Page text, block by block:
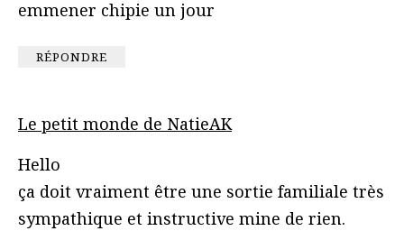
emmener chipie un jour
RÉPONDRE
Le petit monde de NatieAK
Hello
ça doit vraiment être une sortie familiale très
sympathique et instructive mine de rien.